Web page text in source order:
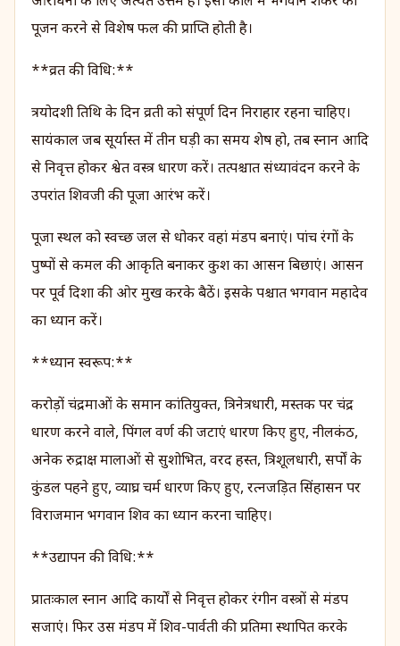
पूजन करने से विशेष फल की प्राप्ति होती है।
**व्रत की विधि:**
त्रयोदशी तिथि के दिन व्रती को संपूर्ण दिन निराहार रहना चाहिए।
सायंकाल जब सूर्यास्त में तीन घड़ी का समय शेष हो, तब स्नान आदि
से निवृत्त होकर श्वेत वस्त्र धारण करें। तत्पश्चात संध्यावंदन करने के
उपरांत शिवजी की पूजा आरंभ करें।
पूजा स्थल को स्वच्छ जल से धोकर वहां मंडप बनाएं। पांच रंगों के
पुष्पों से कमल की आकृति बनाकर कुश का आसन बिछाएं। आसन
पर पूर्व दिशा की ओर मुख करके बैठें। इसके पश्चात भगवान महादेव
का ध्यान करें।
**ध्यान स्वरूप:**
करोड़ों चंद्रमाओं के समान कांतियुक्त, त्रिनेत्रधारी, मस्तक पर चंद्र
धारण करने वाले, पिंगल वर्ण की जटाएं धारण किए हुए, नीलकंठ,
अनेक रुद्राक्ष मालाओं से सुशोभित, वरद हस्त, त्रिशूलधारी, सर्पों के
कुंडल पहने हुए, व्याघ्र चर्म धारण किए हुए, रत्नजड़ित सिंहासन पर
विराजमान भगवान शिव का ध्यान करना चाहिए।
**उद्यापन की विधि:**
प्रातःकाल स्नान आदि कार्यों से निवृत्त होकर रंगीन वस्त्रों से मंडप
सजाएं। फिर उस मंडप में शिव-पार्वती की प्रतिमा स्थापित करके